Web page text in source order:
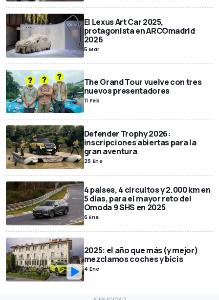
El Lexus Art Car 2025,
protagonista en ARCOmadrid
2026
5 Mar
The Grand Tour vuelve con tres
nuevos presentadores
11 Feb
Defender Trophy 2026:
inscripciones abiertas para la
gran aventura
25 Ene
4 países, 4 circuitos y 2.000 km en
5 días, para el mayor reto del
Omoda 9 SHS en 2025
6 Ene
2025: el año que más (y mejor)
mezclamos coches y bicis
4 Ene